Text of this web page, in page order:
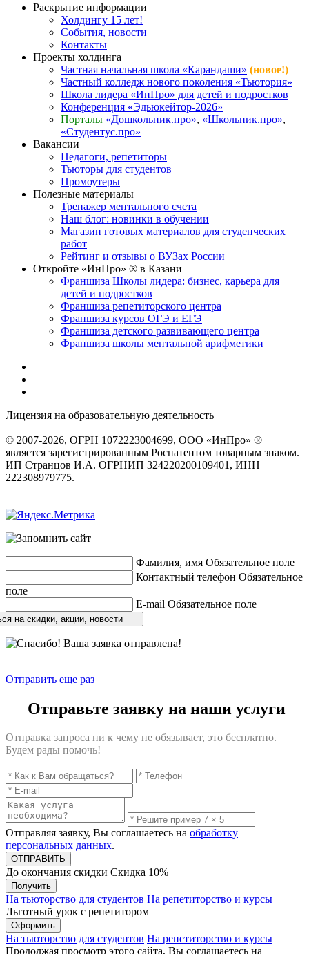
Раскрытие информации
Холдингу 15 лет!
События, новости
Контакты
Проекты холдинга
Частная начальная школа «Карандаши» (новое!)
Частный колледж нового поколения «Тьютория»
Школа лидера «ИнПро» для детей и подростков
Конференция «Эдьюкейтор-2026»
Порталы «Дошкольник.про», «Школьник.про»,
«Студентус.про»
Вакансии
Педагоги, репетиторы
Тьюторы для студентов
Промоутеры
Полезные материалы
Тренажер ментального счета
Наш блог: новинки в обучении
Магазин готовых материалов для студенческих
работ
Рейтинг и отзывы о ВУЗах России
Откройте «ИнПро» ® в Казани
Франшиза Школы лидера: бизнес, карьера для
детей и подростков
Франшиза репетиторского центра
Франшиза курсов ОГЭ и ЕГЭ
Франшиза детского развивающего центра
Франшиза школы ментальной арифметики
Лицензия на образовательную деятельность
© 2007-2026, ОГРН 1072223004699, ООО «ИнПро» ®
является зарегистрированным Роспатентом товарным знаком.
ИП Странцов И.А. ОГРНИП 324220200109401, ИНН
222308979775.
Фамилия, имя Обязательное поле
Контактный телефон Обязательное
поле
E-mail Обязательное поле
на скидки, акции, новости
Отправить еще раз
Отправьте заявку на наши услуги
Отправка запроса ни к чему не обязывает, это бесплатно.
Будем рады помочь!
Отправляя заявку, Вы соглашаетесь на обработку
персональных данных.
До окончания скидки Скидка 10%
Получить
На тьюторство для студентов На репетиторство и курсы
Льготный урок с репетитором
Оформить
На тьюторство для студентов На репетиторство и курсы
Продолжая просмотр этого сайта, Вы соглашаетесь на